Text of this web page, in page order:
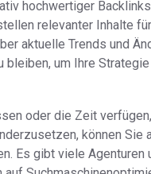
hochwertiger
relevanter Inhalte
aktuelle Trends und
um Ihre Strategie
oder die Zeit
können Sie
Es gibt viele Agenturen